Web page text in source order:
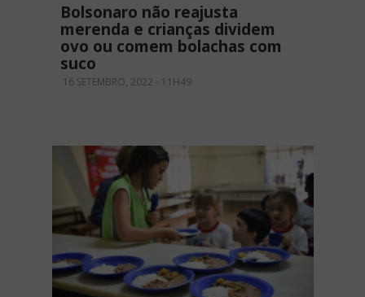
Bolsonaro não reajusta
merenda e crianças dividem
ovo ou comem bolachas com
suco
16 SETEMBRO, 2022 - 11H49